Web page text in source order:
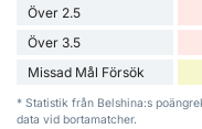
Över 2.5
Över 3.5
Missad Mål Försök
* Statistik från Belshina:s
data vid bortamatcher.